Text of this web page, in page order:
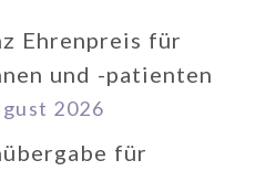
Ehrenpreis für
und -patienten
2026
für